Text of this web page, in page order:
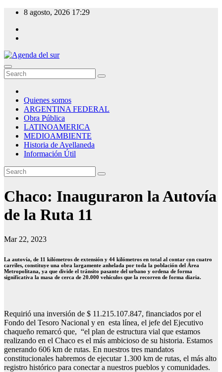
Skip
content
8 agosto, 2026 17:29
Agenda del sur
Quienes somos
ARGENTINA FEDERAL
Obra Pública
LATINOAMERICA
MEDIOAMBIENTE
Historia de Avellaneda
Información Útil
Chaco: Inauguraron la Autovía
de la Ruta 11
Mar 22, 2023
La autovía, de 11 kilómetros de extensión y 44 kilómetros en total al contar con cuatro
carriles, constituye una obra largamente anhelada por toda la población del Área
Metropolitana, ya que divide el tránsito pasante del urbano y ordena de forma
significativa la masa de cerca de 20.000 vehículos que la recorren de forma diaria.
Requirió una inversión de $ 11.215.107.847, financiados por el
Fondo del Tesoro Nacional y en esta línea, el jefe del Ejecutivo
chaqueño remarcó que, “el plan de estructura vial que estamos
realizando en el Chaco es el más ambicioso de su historia. Estamos
generando 606 km de rutas. En nuestros tres mandatos
constitucionales habremos de ejecutar 1.300 km de rutas, el más alto
registro histórico para conectar a nuestros pueblos y comunidades.